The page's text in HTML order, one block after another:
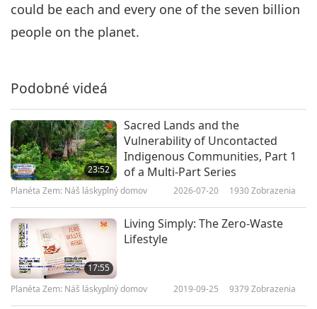
could be each and every one of the seven billion
people on the planet.
Podobné videá
23:52
Sacred Lands and the
Vulnerability of Uncontacted
Indigenous Communities, Part 1
of a Multi-Part Series
Planéta Zem: Náš láskyplný domov 2026-07-20 1930Zobrazenia
17:55
Living Simply: The Zero-Waste
Lifestyle
Planéta Zem: Náš láskyplný domov 2019-09-25 9379 Zobrazenia